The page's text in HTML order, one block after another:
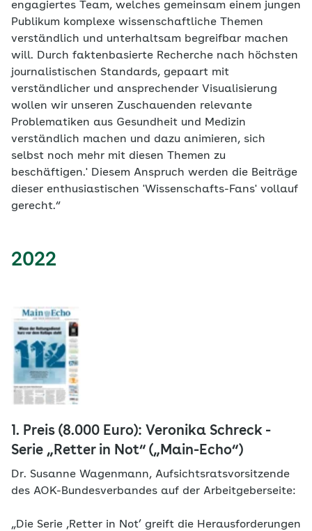
engagiertes Team, welches gemeinsam einem jungen
Publikum komplexe wissenschaftliche Themen
verständlich und unterhaltsam begreifbar machen
will. Durch faktenbasierte Recherche nach höchsten
journalistischen Standards, gepaart mit
verständlicher und ansprechender Visualisierung
wollen wir unseren Zuschauenden relevante
Problematiken aus Gesundheit und Medizin
verständlich machen und dazu animieren, sich
selbst noch mehr mit diesen Themen zu
beschäftigen.' Diesem Anspruch werden die Beiträge
dieser enthusiastischen 'Wissenschafts-Fans' vollauf
gerecht.“
2022
1. Preis (8.000 Euro): Veronika Schreck -
Serie „Retter in Not“ („Main-Echo“)
Dr. Susanne Wagenmann, Aufsichtsratsvorsitzende
des AOK-Bundesverbandes auf der Arbeitgeberseite:
„Die Serie ‚Retter in Not’ greift die Herausforderungen